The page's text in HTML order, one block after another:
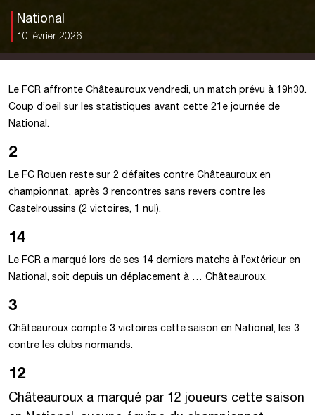
National
10 février 2026
Le FCR affronte Châteauroux vendredi, un match prévu à 19h30.
Coup d’oeil sur les statistiques avant cette 21e journée de
National.
2
Le FC Rouen reste sur 2 défaites contre Châteauroux en
championnat, après 3 rencontres sans revers contre les
Castelroussins (2 victoires, 1 nul).
14
Le FCR a marqué lors de ses 14 derniers matchs à l’extérieur en
National, soit depuis un déplacement à … Châteauroux.
3
Châteauroux compte 3 victoires cette saison en National, les 3
contre les clubs normands.
12
Châteauroux a marqué par 12 joueurs cette saison